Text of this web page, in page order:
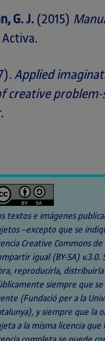
G. J.(2015)
Applied
creative
textos e imágenes
–excepto que se
Creative Commons
igual (BY-SA) v.3.0.
reproducirla, distribuirla
siempre que
(Fundació per a la
y siempre que la
a la misma licencia que